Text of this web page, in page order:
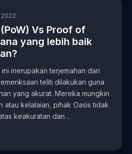
2023
Vs Proof of
yang lebih baik
merupakan terjemahan dari
teliti dilakukan guna
yang akurat. Mereka mungkin
atau kelalaian, pihak Oasis tidak
keakuratan dan…